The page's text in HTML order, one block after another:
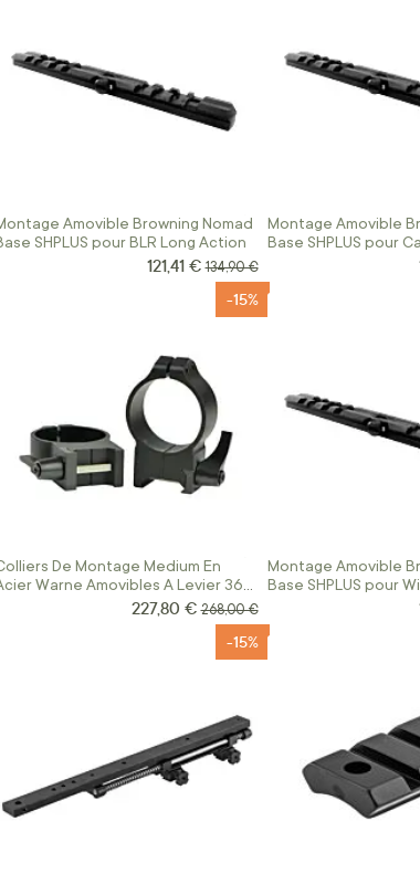
Amovible Browning Nomad
SHPLUS pour BLR Long Action
Prix Spécial
121,41 € Prix normal
134,90 €
Montage Amovible
Base SHPLUS pour
De Montage Medium En
Warne Amovibles A Levier 36
-15%
Prix Spécial
227,80 € Prix normal
268,00 €
Montage Amovible
Base SHPLUS pour
-15%